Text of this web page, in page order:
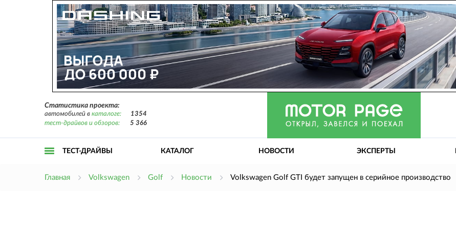
Статистика проекта:
автомобилей в каталоге:
1354
тест-драйвов и обзоров:
5 366
ТЕСТ-ДРАЙВЫ КАТАЛОГ НОВОСТИ ЭКСПЕРТЫ
Главная Volkswagen Golf Новости Volkswagen Golf GTI будет запущен в серийное производство